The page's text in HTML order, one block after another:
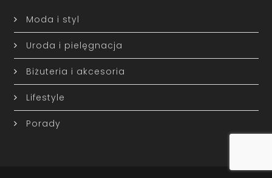
Moda i styl
Uroda i pielęgnacja
Biżuteria i akcesoria
Lifestyle
Porady